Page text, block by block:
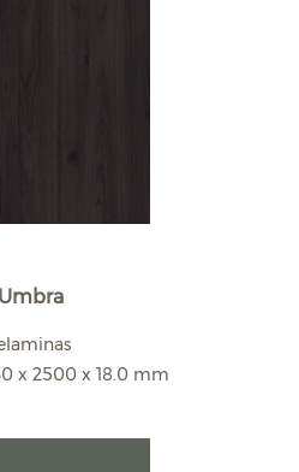
Umbra
x 2500 x 18.0 mm